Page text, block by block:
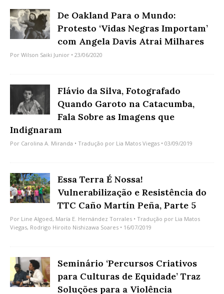
De Oakland Para o Mundo:
Protesto ‘Vidas Negras Importam’
com Angela Davis Atrai Milhares
Por Wilson Saiki Junior • 23/06/2020
Flávio da Silva, Fotografado
Quando Garoto na Catacumba,
Fala Sobre as Imagens que
Indignaram
Por Carolina A. Miranda • Tradução por Lia Matos Viegas • 03/09/2019
Essa Terra É Nossa!
Vulnerabilização e Resistência do
TTC Caño Martín Peña, Parte 5
Por Line Algoed, María E. Hernández Torrales • Tradução por Lia Matos
Viegas, Rodrigo Hiroito Nishizawa Soares • 16/07/2019
Seminário ‘Percursos Criativos
para Culturas de Equidade’ Traz
Soluções para a Violência